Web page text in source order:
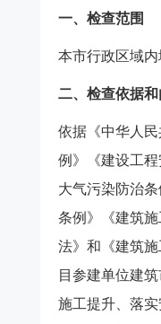
一、检查范围
本市行政区域内
二、检查依据
依据《中华人
例》《建设工
大气污染防治
条例》《建筑
法》和《建筑
目参建单位建
施工提升、落